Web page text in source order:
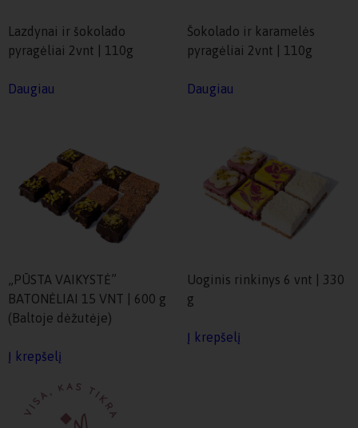
Lazdynai ir šokolado
pyragėliai 2vnt | 110g
Daugiau
Šokolado ir karamelės
pyragėliai 2vnt | 110g
Daugiau
„PŪSTA VAIKYSTĖ”
BATONĖLIAI 15 VNT | 600 g
(Baltoje dėžutėje)
Į krepšelį
Uoginis rinkinys 6 vnt | 330
g
Į krepšelį